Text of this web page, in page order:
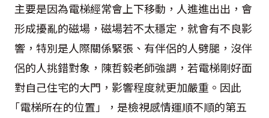
主要是因為電梯經常會上下移動，人進進出出，會
形成擾亂的磁場，磁場若不太穩定，就會有不良影
響，特別是人際關係緊張、有伴侶的人劈腿，沒伴
侶的人挑錯對象，陳哲毅老師強調，若電梯剛好面
對自己住宅的大門，影響程度就更加嚴重。因此
｢電梯所在的位置」，是檢視感情運順不順的第五